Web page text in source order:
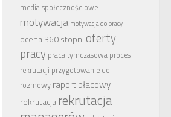
media społecznościowe
motywacja motywacja do pracy
ocena 360 stopni oferty
pracy praca tymczasowa proces
rekrutacji przygotowanie do
rozmowy raport płacowy
rekrutacjarekrutacja